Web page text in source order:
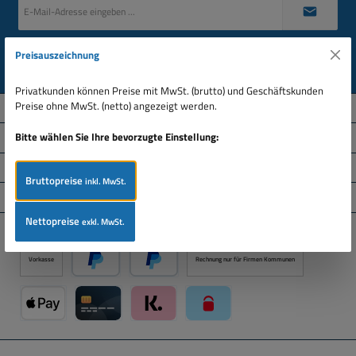
Mail-
*
Datenschutzbestimmungen
Über uns
Service-Hotline
Informationen
Service
Zahlungsarten
Vorkasse
PayPal Später Bezahlen über PayPal
Rechnung nur für Firmen Kommunen
Preisauszeichnung
Privatkunden können Preise mit MwSt. (brutto) und Geschäftskunden
Preise ohne MwSt. (netto) angezeigt werden.
Bitte wählen Sie Ihre bevorzugte Einstellung:
Bruttopreiseinkl. MwSt.
Nettopreiseexkl. MwSt.